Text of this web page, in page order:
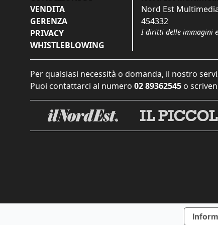
VENDITA
GERENZA
PRIVACY
WHISTLEBLOWING
Nord Est Multimedia
454332
I diritti delle immagini
Per qualsiasi necessità o domanda, il nostro
Puoi contattarci al numero 02 89362545 o